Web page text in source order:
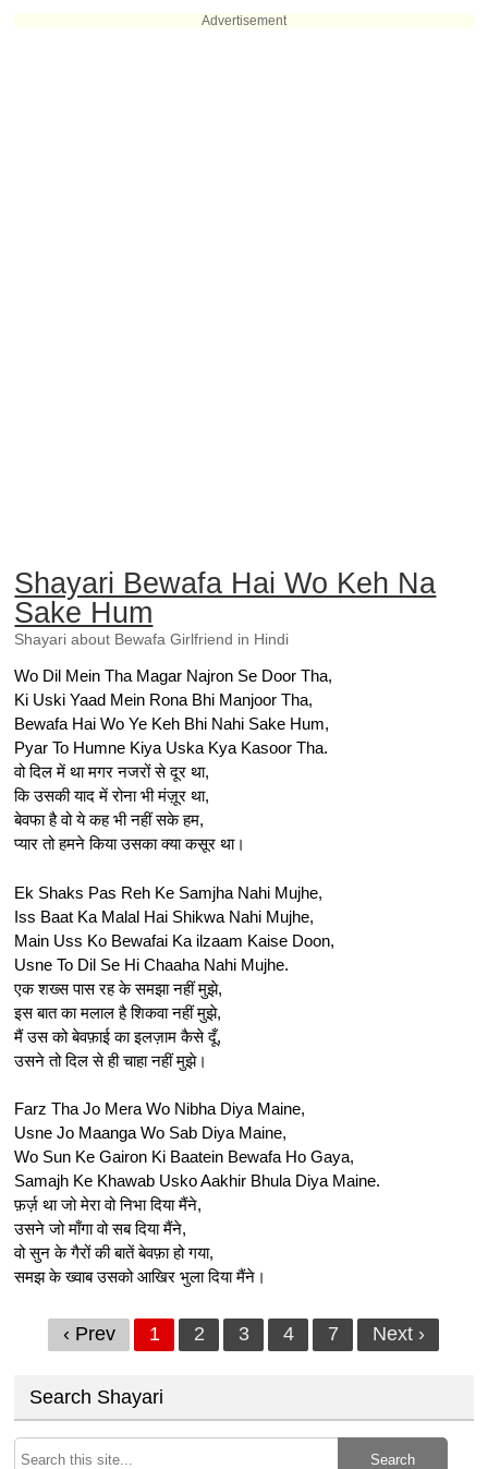
Advertisement
Shayari Bewafa Hai Wo Keh Na
Sake Hum
Shayari about Bewafa Girlfriend in Hindi
Wo Dil Mein Tha Magar Najron Se Door Tha,
Ki Uski Yaad Mein Rona Bhi Manjoor Tha,
Bewafa Hai Wo Ye Keh Bhi Nahi Sake Hum,
Pyar To Humne Kiya Uska Kya Kasoor Tha.
वो दिल में था मगर नजरों से दूर था,
कि उसकी याद में रोना भी मंज़ूर था,
बेवफा है वो ये कह भी नहीं सके हम,
प्यार तो हमने किया उसका क्या कसूर था।
Ek Shaks Pas Reh Ke Samjha Nahi Mujhe,
Iss Baat Ka Malal Hai Shikwa Nahi Mujhe,
Main Uss Ko Bewafai Ka ilzaam Kaise Doon,
Usne To Dil Se Hi Chaaha Nahi Mujhe.
एक शख्स पास रह के समझा नहीं मुझे,
इस बात का मलाल है शिकवा नहीं मुझे,
मैं उस को बेवफ़ाई का इलज़ाम कैसे दूँ,
उसने तो दिल से ही चाहा नहीं मुझे।
Farz Tha Jo Mera Wo Nibha Diya Maine,
Usne Jo Maanga Wo Sab Diya Maine,
Wo Sun Ke Gairon Ki Baatein Bewafa Ho Gaya,
Samajh Ke Khawab Usko Aakhir Bhula Diya Maine.
फ़र्ज़ था जो मेरा वो निभा दिया मैंने,
उसने जो माँगा वो सब दिया मैंने,
वो सुन के गैरों की बातें बेवफ़ा हो गया,
समझ के ख्वाब उसको आखिर भुला दिया मैंने​।
‹ Prev 1 2 3 4 7 Next ›
Search Shayari
Search